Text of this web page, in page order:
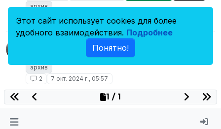
архив
METALHEAD FM
Перенесена Решенные
архив
2
7 окт. 2024 г., 05:57
1 / 1
Этот сайт использует cookies для более
удобного взаимодействия. Подробнее
Понятно!